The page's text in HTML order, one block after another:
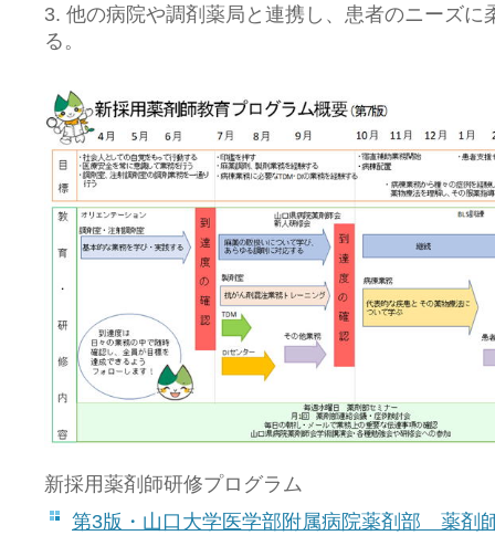
3. 他の病院や調剤薬局と連携し、患者のニーズに
る。
新採用薬剤師研修プログラム
第3版・山口大学医学部附属病院薬剤部 薬剤